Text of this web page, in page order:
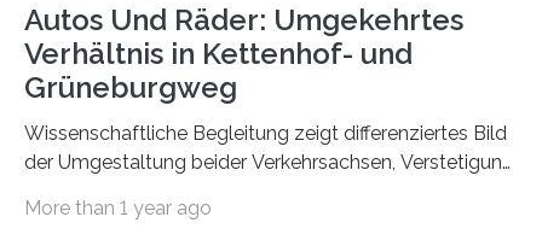
Autos Und Räder: Umgekehrtes
Verhältnis in Kettenhof- und
Grüneburgweg
Wissenschaftliche Begleitung zeigt differenziertes Bild
der Umgestaltung beider Verkehrsachsen, Verstetigung
fördern sowie die Wohn- und Aufenthaltsqualität zu
More than 1 year ago